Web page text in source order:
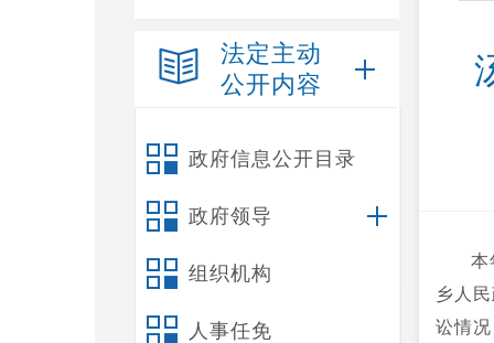
法定主动
公开内容
政府信息公开目录
政府领导
组织机构
人事任免
本
乡人
讼情